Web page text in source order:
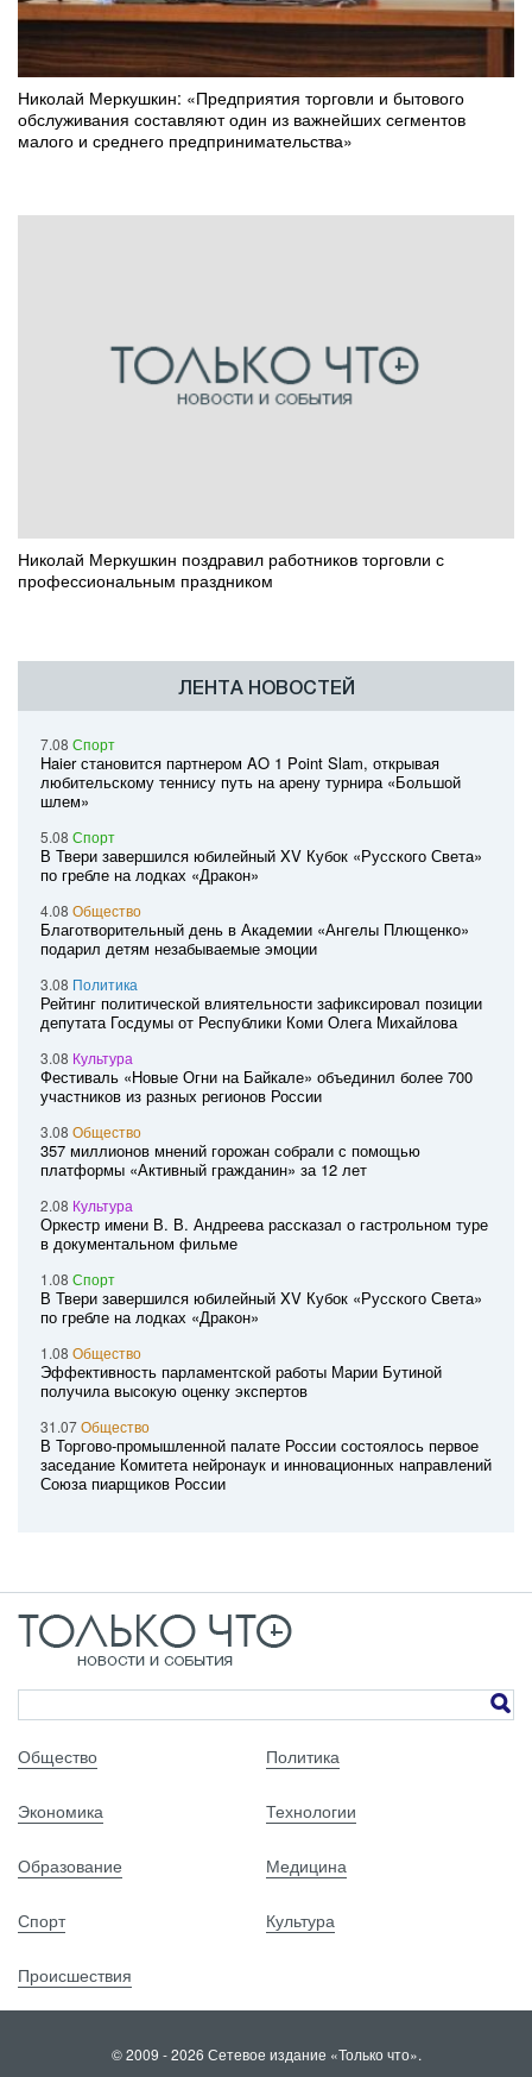
Николай Меркушкин: «Предприятия торговли и бытового
обслуживания составляют один из важнейших сегментов
малого и среднего предпринимательства»
Николай Меркушкин поздравил работников торговли с
профессиональным праздником
ЛЕНТА НОВОСТЕЙ
7.08 Спорт
Haier становится партнером AO 1 Point Slam, открывая
любительскому теннису путь на арену турнира «Большой
шлем»
5.08 Спорт
В Твери завершился юбилейный XV Кубок «Русского Света»
по гребле на лодках «Дракон»
4.08 Общество
Благотворительный день в Академии «Ангелы Плющенко»
подарил детям незабываемые эмоции
3.08 Политика
Рейтинг политической влиятельности зафиксировал позиции
депутата Госдумы от Республики Коми Олега Михайлова
3.08 Культура
Фестиваль «Новые Огни на Байкале» объединил более 700
участников из разных регионов России
3.08 Общество
357 миллионов мнений горожан собрали с помощью
платформы «Активный гражданин» за 12 лет
2.08 Культура
Оркестр имени В. В. Андреева рассказал о гастрольном туре
в документальном фильме
1.08 Спорт
В Твери завершился юбилейный XV Кубок «Русского Света»
по гребле на лодках «Дракон»
1.08 Общество
Эффективность парламентской работы Марии Бутиной
получила высокую оценку экспертов
31.07Общество
В Торгово-промышленной палате России состоялось первое
заседание Комитета нейронаук и инновационных направлений
Союза пиарщиков России
Общество Политика
Экономика Технологии
Образование Медицина
Спорт Культура
Происшествия
© 2009 - 2026 Сетевое издание «Только что».